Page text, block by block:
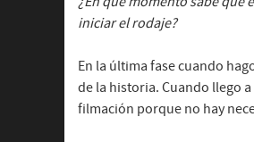
iniciar el rodaje?
En la última fase cuando
de la historia. Cuando llego
filmación porque no hay